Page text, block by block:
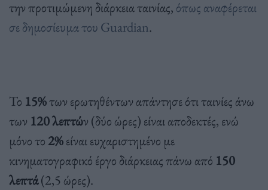
την προτιμώμενη διάρκεια ταινίας, όπως αναφέρεται
σε δημοσίευμα του Guardian.
Το 15%των ερωτηθέντων απάντησε ότι ταινίες άνω
των 120 λεπτών (δύο ώρες) είναι αποδεκτές, ενώ
μόνο το 2%είναι ευχαριστημένο με
κινηματογραφικό έργο διάρκειας πάνω από 150
λεπτά(2,5 ώρες).